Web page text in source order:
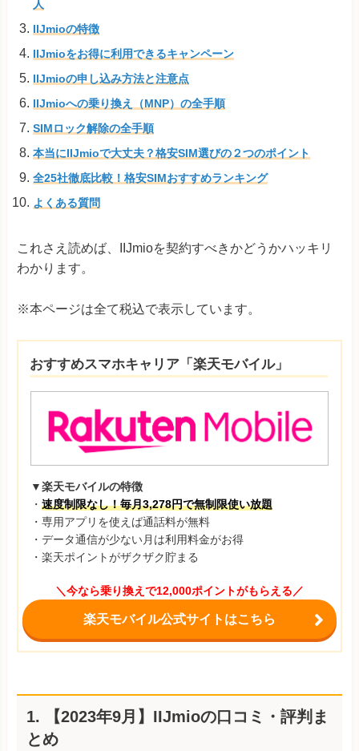
人
IIJmioの特徴
IIJmioをお得に利用できるキャンペーン
IIJmioの申し込み方法と注意点
IIJmioへの乗り換え（MNP）の全手順
SIMロック解除の全手順
本当にIIJmioで大丈夫？格安SIM選びの２つのポイント
全25社徹底比較！格安SIMおすすめランキング
よくある質問
これさえ読めば、IIJmioを契約すべきかどうかハッキリ
わかります。
※本ページは全て税込で表示しています。
おすすめスマホキャリア「楽天モバイル」
▼楽天モバイルの特徴
・ 速度制限なし！毎月3,278円で無制限使い放題
・専用アプリを使えば通話料が無料
・データ通信が少ない月は利用料金がお得
・楽天ポイントがザクザク貯まる
＼今なら乗り換えで12,000ポイントがもらえる／
楽天モバイル公式サイトはこちら
1. 【2023年9月】IIJmioの口コミ・評判ま
とめ